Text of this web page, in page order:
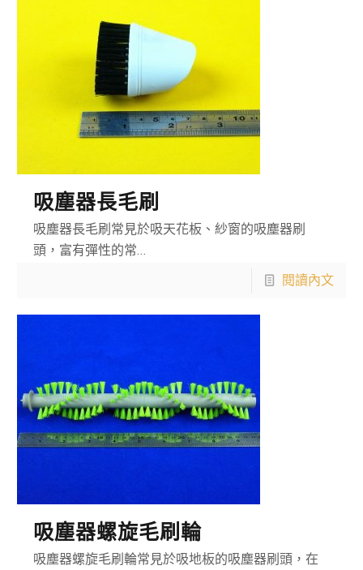
吸塵器長毛刷
吸塵器長毛刷常見於吸天花板、紗窗的吸塵器刷
頭，富有彈性的常…
閱讀內文
吸塵器螺旋毛刷輪
吸塵器螺旋毛刷輪常見於吸地板的吸塵器刷頭，在